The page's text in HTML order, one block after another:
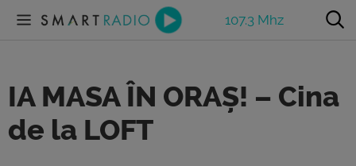
107.3 Mhz
IA MASA ÎN ORAȘ! – Cina
de la LOFT